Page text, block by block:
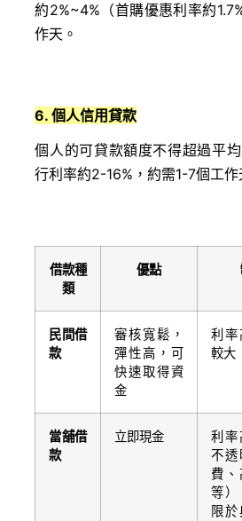
約2%~4%（首購優惠利率約
作天。
6. 個人信用貸款
個人的可貸款額度不得超過平
行利率約2-16%，約需1-7個工作
借款種
類
優點
民間借
款
審核寬鬆，
彈性高，可
快速取得資
金
利率
較大
當舖借
款
立即現金
利率
不透
費
等）
限